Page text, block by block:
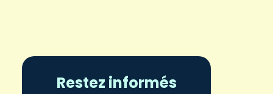
Restez informés